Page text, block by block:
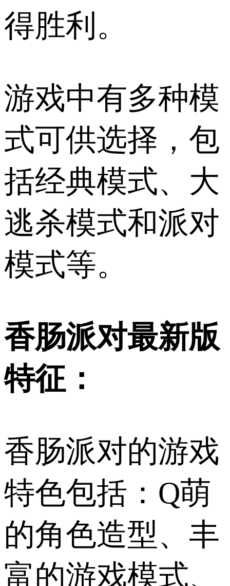
得胜利。
游戏中有多种模
式可供选择，包
括经典模式、大
逃杀模式和派对
模式等。
香肠派对最新版
特征：
香肠派对的游戏
特色包括：Q萌
的角色造型、丰
富的游戏模式、